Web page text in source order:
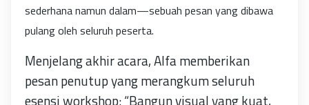
sederhana namun dalam—sebuah pesan yang dibawa
pulang oleh seluruh peserta.
Menjelang akhir acara, Alfa memberikan
pesan penutup yang merangkum seluruh
esensi workshop: “Bangun visual yang kuat,